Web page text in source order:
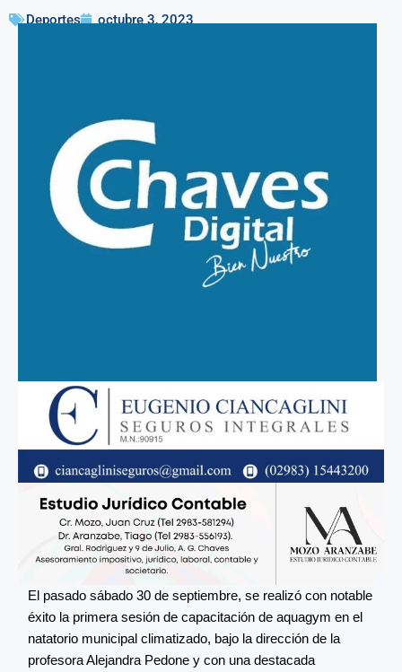
Deportes octubre 3, 2023
El pasado sábado 30 de septiembre, se realizó con notable
éxito la primera sesión de capacitación de aquagym en el
natatorio municipal climatizado, bajo la dirección de la
profesora Alejandra Pedone y con una destacada